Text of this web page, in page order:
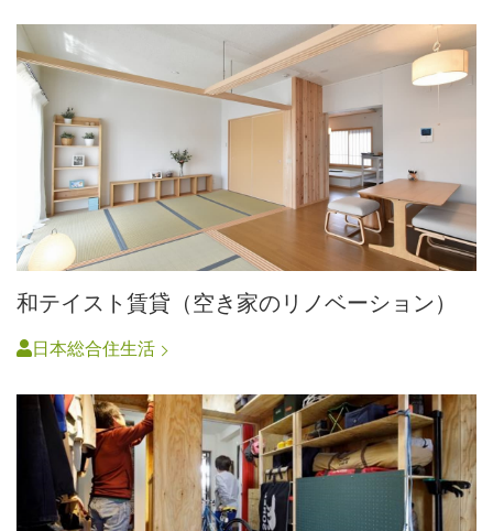
和テイスト賃貸（空き家のリノベーション）
日本総合住生活